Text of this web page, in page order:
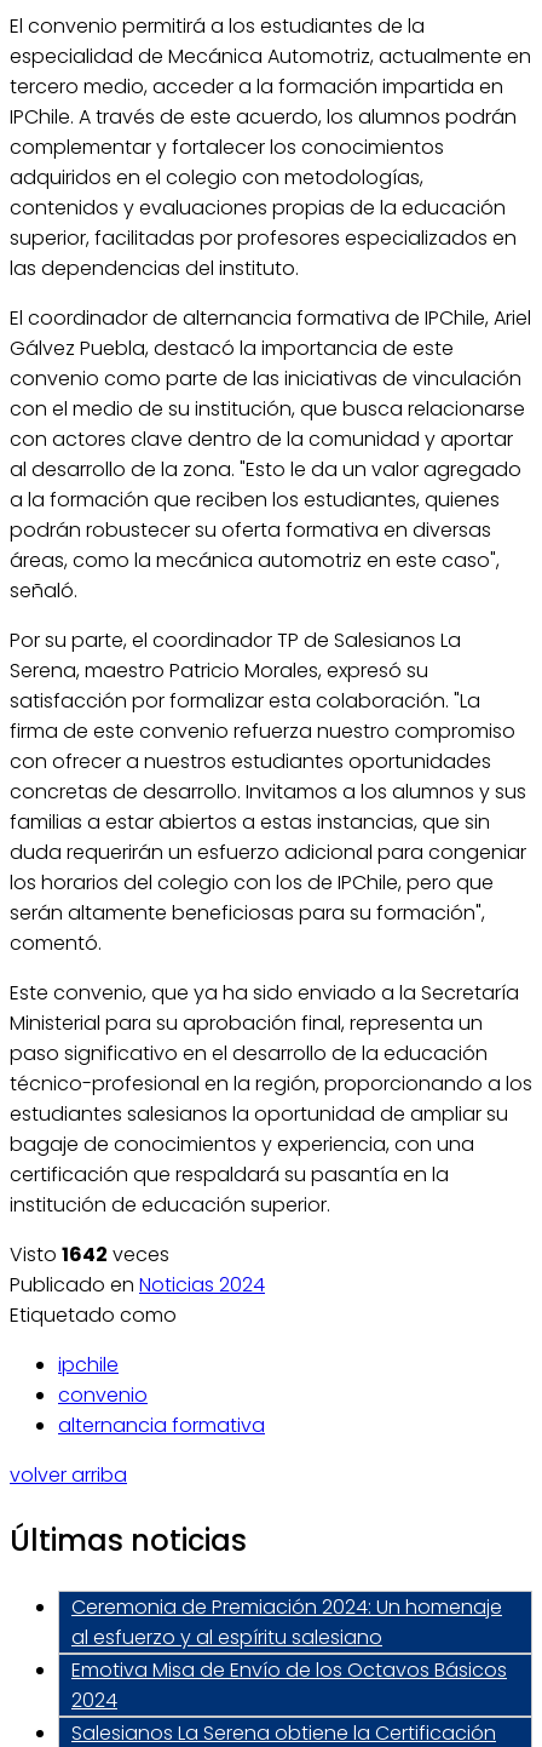
El convenio permitirá a los estudiantes de la
especialidad de Mecánica Automotriz, actualmente en
tercero medio, acceder a la formación impartida en
IPChile. A través de este acuerdo, los alumnos podrán
complementar y fortalecer los conocimientos
adquiridos en el colegio con metodologías,
contenidos y evaluaciones propias de la educación
superior, facilitadas por profesores especializados en
las dependencias del instituto.
El coordinador de alternancia formativa de IPChile, Ariel
Gálvez Puebla, destacó la importancia de este
convenio como parte de las iniciativas de vinculación
con el medio de su institución, que busca relacionarse
con actores clave dentro de la comunidad y aportar
al desarrollo de la zona. "Esto le da un valor agregado
a la formación que reciben los estudiantes, quienes
podrán robustecer su oferta formativa en diversas
áreas, como la mecánica automotriz en este caso",
señaló.
Por su parte, el coordinador TP de Salesianos La
Serena, maestro Patricio Morales, expresó su
satisfacción por formalizar esta colaboración. "La
firma de este convenio refuerza nuestro compromiso
con ofrecer a nuestros estudiantes oportunidades
concretas de desarrollo. Invitamos a los alumnos y sus
familias a estar abiertos a estas instancias, que sin
duda requerirán un esfuerzo adicional para congeniar
los horarios del colegio con los de IPChile, pero que
serán altamente beneficiosas para su formación",
comentó.
Este convenio, que ya ha sido enviado a la Secretaría
Ministerial para su aprobación final, representa un
paso significativo en el desarrollo de la educación
técnico-profesional en la región, proporcionando a los
estudiantes salesianos la oportunidad de ampliar su
bagaje de conocimientos y experiencia, con una
certificación que respaldará su pasantía en la
institución de educación superior.
Visto 1642 veces
Publicado en Noticias 2024
Etiquetado como
ipchile
convenio
alternancia formativa
volver arriba
Últimas noticias
Ceremonia de Premiación 2024: Un homenaje
al esfuerzo y al espíritu salesiano
Emotiva Misa de Envío de los Octavos Básicos
2024
Salesianos La Serena obtiene la Certificación